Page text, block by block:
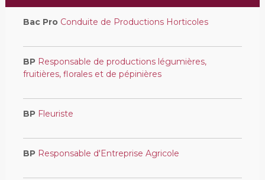
Bac Pro Conduite de Productions Horticoles
BP Responsable de productions légumières,
fruitières, florales et de pépinières
BP Fleuriste
BP Responsable d'Entreprise Agricole